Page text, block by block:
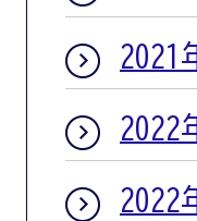
2021
2022
2022